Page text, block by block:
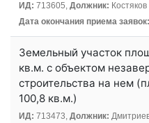
ИД: 713605, Должник:
Дата окончания приема заявок:
Земельный участок
кв.м. с объектом
строительства на нем
100,8 кв.м.)
ИД: 713473, Должник: